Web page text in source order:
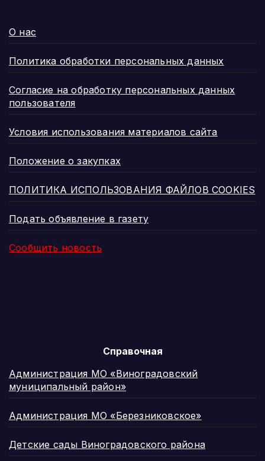
О нас
Политика обработки персональных данных
Согласие на обработку персональных данных
пользователя
Условия использования материалов сайта
Положение о закупках
ПОЛИТИКА ИСПОЛЬЗОВАНИЯ ФАЙЛОВ COOKIES
Подать объявление в газету
Сообщить новость
Справочная
Администрация МО «Виноградовский
муниципальный район»
Администрация МО «Березниковское»
Детские сады Виноградовского района